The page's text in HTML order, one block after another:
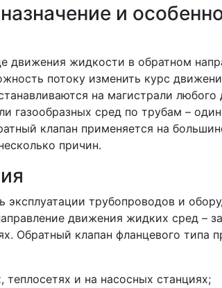
и
движения жидкости в обратном
потоку изменить курс
на магистрали
газообразных сред по трубам –
клапан применяется на
причин.
эксплуатации трубопроводов и
движения жидких сред –
Обратный клапан фланцевого типа
и на насосных станциях;